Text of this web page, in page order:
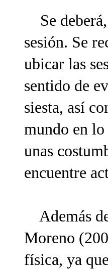
Se deberá,
sesión. Se
ubicar las
sentido de
siesta, así
mundo en lo
unas
encuentre
Además
Moreno
física, ya